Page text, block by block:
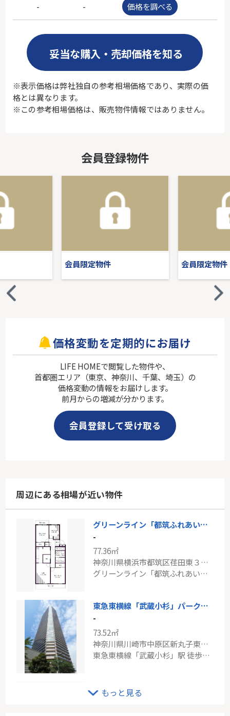
- - 価格を調べる
妥当な購入・売却価格を知る
※表示価格は弊社独自の参考相場価格であり、実際の価
格とは異なります。
※この参考相場価格は、販売物件情報ではありません。
会員登録物件
会員限定物件 会員限定物件
価格変動を定期的にお届け
LIFE HOMEで閲覧した物件や、
首都圏エリア（東京、神奈川、千葉、埼玉）の
価格変動の情報をお届けします。
前月からの増減が分かります。
会員登録して受け取る
周辺にある相場が近い物件
グリーンライン「都筑ふれあいの丘」けやきが丘住宅1-1号棟
-
77.36㎡
神奈川県横浜市都筑区荏田東３丁目
グリーンライン「都筑ふれあいの丘」駅 徒歩15分
東急東横線「武蔵小杉」パークシティ武蔵小杉ミッドスカイタワー
-
73.52㎡
神奈川県川崎市中原区新丸子東３丁目
東急東横線「武蔵小杉」駅 徒歩2分
京王線「東府中」新築戸建
-
もっと見る